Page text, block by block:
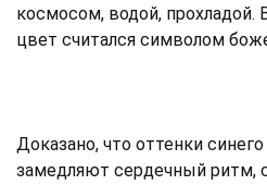
космосом, водой, прохладой.
цвет считался символом
Доказано, что оттенки
замедляют сердечный ритм,